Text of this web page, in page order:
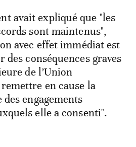
avait expliqué que "les
sont maintenus",
avec effet immédiat est
des conséquences graves
de l’Union
en cause la
engagements
elle a consenti".